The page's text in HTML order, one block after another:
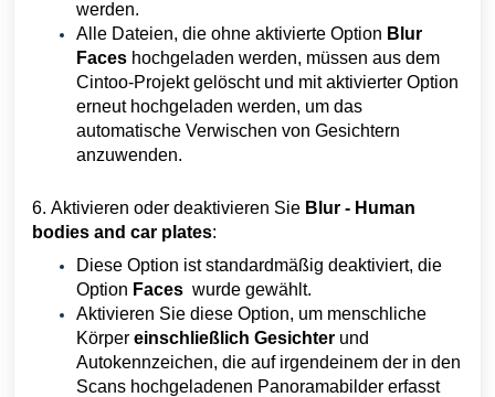
werden.
Alle Dateien, die ohne aktivierte Option Blur
Faces hochgeladen werden, müssen aus dem
Cintoo-Projekt gelöscht und mit aktivierter Option
erneut hochgeladen werden, um das
automatische Verwischen von Gesichtern
anzuwenden.
6. Aktivieren oder deaktivieren Sie Blur - Human
bodies and car plates:
Diese Option ist standardmäßig deaktiviert, die
Option Faces wurde gewählt.
Aktivieren Sie diese Option, um menschliche
Körper einschließlich Gesichter und
Autokennzeichen, die auf irgendeinem der in den
Scans hochgeladenen Panoramabilder erfasst